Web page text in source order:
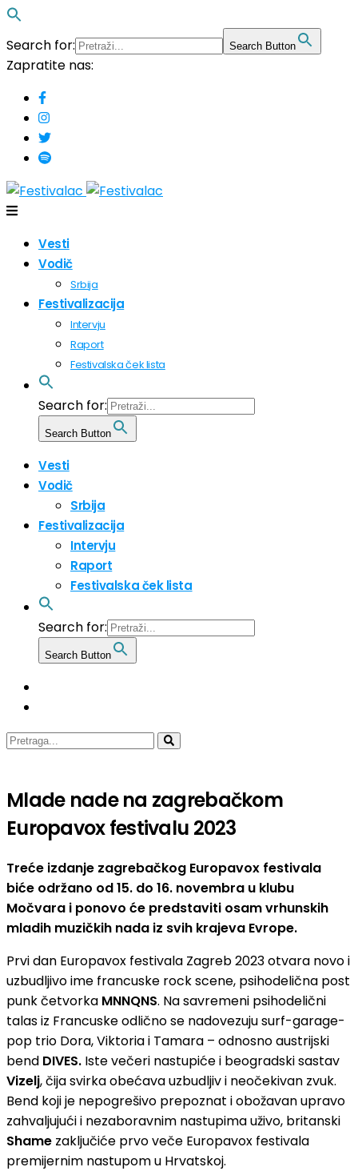
Search for: Search Button
Zapratite nas:
Vesti
Vodič
Srbija
Festivalizacija
Intervju
Raport
Festivalska ček lista
Search for:
Search Button
Vesti
Vodič
Srbija
Festivalizacija
Intervju
Raport
Festivalska ček lista
Search for:
Search Button
Mlade nade na zagrebačkom
Europavox festivalu 2023
Treće izdanje zagrebačkog Europavox festivala
biće održano od 15. do 16. novembra u klubu
Močvara i ponovo će predstaviti osam vrhunskih
mladih muzičkih nada iz svih krajeva Evrope.
Prvi dan Europavox festivala Zagreb 2023 otvara novo i
uzbudljivo ime francuske rock scene, psihodelična post
punk četvorka MNNQNS. Na savremeni psihodelični
talas iz Francuske odlično se nadovezuju surf-garage-
pop trio Dora, Viktoria i Tamara – odnosno austrijski
bend DIVES. Iste večeri nastupiće i beogradski sastav
Vizelj, čija svirka obećava uzbudljiv i neočekivan zvuk.
Bend koji je nepogrešivo prepoznat i obožavan upravo
zahvaljujući i nezaboravnim nastupima uživo, britanski
Shame zaključiće prvo veče Europavox festivala
premijernim nastupom u Hrvatskoj.